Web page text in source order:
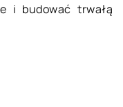
i budować trwałą